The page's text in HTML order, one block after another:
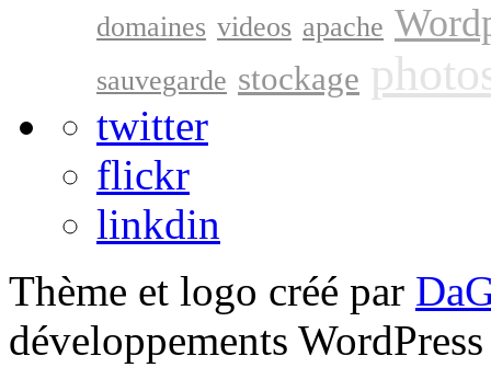
domaines videos apache
sauvegarde stockage
twitter
flickr
linkdin
Thème et logo créé par
développements